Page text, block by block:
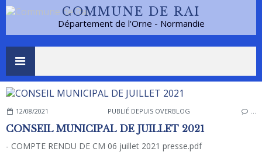
COMMUNE DE RAI
Département de l'Orne - Normandie
12/08/2021 PUBLIÉ DEPUIS OVERBLOG …
CONSEIL MUNICIPAL DE JUILLET 2021
- COMPTE RENDU DE CM 06 juillet 2021 presse.pdf